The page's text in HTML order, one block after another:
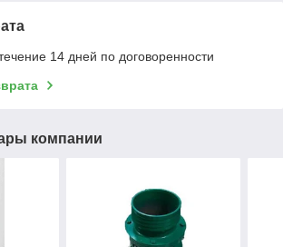
14 дней по договоренности
компании